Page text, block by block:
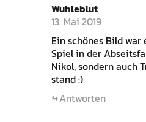
Wuhleblut
13. Mai 2019
Ein schönes Bild war
Spiel in der
Nikol, sondern auch
stand :)
Antworten